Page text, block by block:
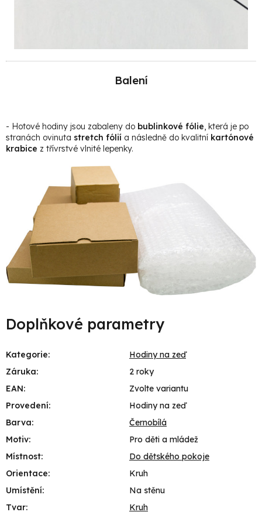
Balení
- Hotové hodiny jsou zabaleny do bublinkové fólie, která je po
stranách ovinuta stretch fólií a následně do kvalitní kartónové
krabice z třívrstvé vlnité lepenky.
Doplňkové parametry
Kategorie:
Hodiny na zeď
Záruka:
2 roky
EAN:
Zvolte variantu
Provedení:
Hodiny na zeď
Barva:
Černobílá
Motiv:
Pro děti a mládež
Místnost:
Do dětského pokoje
Orientace:
Kruh
Umístění:
Na stěnu
Tvar: Kruh